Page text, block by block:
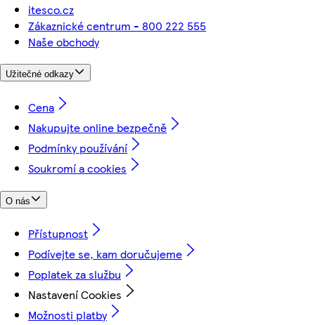
itesco.cz
Zákaznické centrum - 800 222 555
Naše obchody
Užitečné odkazy
Cena
Nakupujte online bezpečně
Podmínky používání
Soukromí a cookies
O nás
Přístupnost
Podívejte se, kam doručujeme
Poplatek za službu
Nastavení Cookies
Možnosti platby